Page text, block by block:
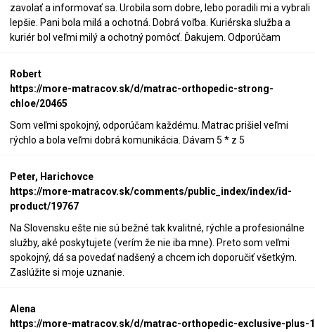
zavolať a informovať sa. Urobila som dobre, lebo poradili mi a vybrali
lepšie. Pani bola milá a ochotná. Dobrá voľba. Kuriérska služba a
kuriér bol veľmi milý a ochotný pomôcť. Ďakujem. Odporúčam
Robert
https://more-matracov.sk/d/matrac-orthopedic-strong-
chloe/20465
Som veľmi spokojný, odporúčam každému. Matrac prišiel veľmi
rýchlo a bola veľmi dobrá komunikácia. Dávam 5 * z 5
Peter, Harichovce
https://more-matracov.sk/comments/public_index/index/id-
product/19767
Na Slovensku ešte nie sú bežné tak kvalitné, rýchle a profesionálne
služby, aké poskytujete (verím že nie iba mne). Preto som veľmi
spokojný, dá sa povedať nadšený a chcem ich doporučiť všetkým.
Zaslúžite si moje uznanie.
Alena
https://more-matracov.sk/d/matrac-orthopedic-exclusive-plus-